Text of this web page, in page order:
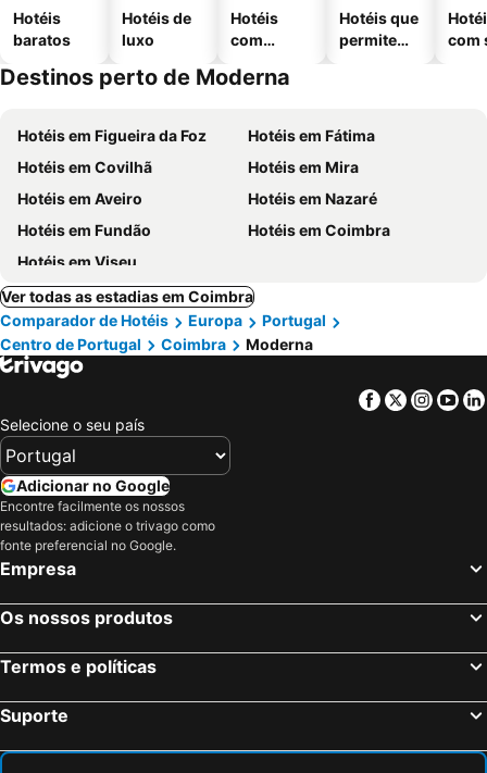
Hotéis
baratos
Hotéis de
luxo
Hotéis
com
Hotéis que
permitem
com
Destinos perto de Moderna
Hotéis em Figueira da Foz
Hotéis em Fátima
Hotéis em Covilhã
Hotéis em Mira
Hotéis em Aveiro
Hotéis em Nazaré
Hotéis em Fundão
Hotéis em Coimbra
Hotéis em Viseu
Ver todas as estadias em Coimbra
Comparador de Hotéis
Europa
Portugal
Centro de Portugal
Coimbra Moderna
Facebook
Twitter
Selecione o seu país
Adicionar no Google
Encontre facilmente os nossos
resultados: adicione o trivago como
fonte preferencial no Google.
Empresa
Os nossos produtos
Termos e políticas
Suporte